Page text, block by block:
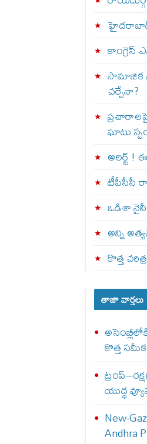
హైదరాబాద్
కాంగ్రెస్
సామాజిక
చర్చేనా?
ఘాటు
అల‌ర్ట్ !
టీపీసీసీ
ఒడిశా
అన్ని
కొత్త
తాజా వార్తలు
కొత్త
యుద్ధ
New-
Andhra